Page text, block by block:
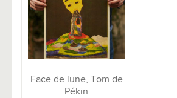
Face de lune, Tom de
Pékin